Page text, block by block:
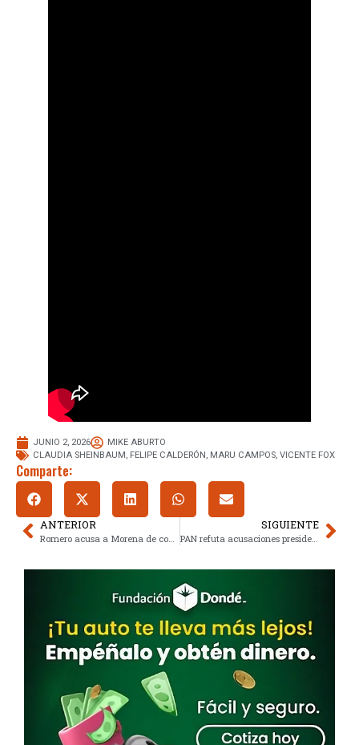
JUNIO 2, 2026
MIKE ABURTO
CLAUDIA SHEINBAUM, FELIPE CALDERÓN, MARU CAMPOS, VICENTE FOX
Comparte:
ANTERIOR SIGUIENTE
PAN refuta acusaciones presidenciales y descarta juicio político